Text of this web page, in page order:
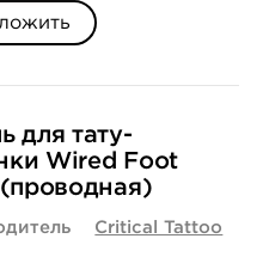
для тату-
Wired Foot
(проводная)
Critical Tattoo